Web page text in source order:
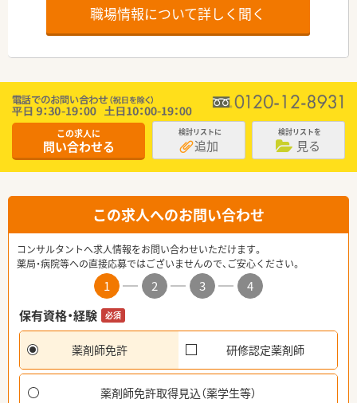
職場情報について詳しく聞く
この求人に
問い合わせる
検討リストに
追加
検討リストを
見る
この求人へのお問い合わせ
コンサルタントへ求人情報をお問い合わせいただけます。
薬局・病院等への直接応募ではございませんので、ご安心ください。
1 2 3
4
保有資格・経験
必須
薬剤師免許 研修認定薬剤師
薬剤師免許取得見込（薬学生等）